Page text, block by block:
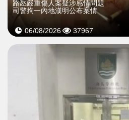
​路氹嚴重傷人案疑涉感情問題
司警拘一內地漢明公布案情
06/08/2026 37967